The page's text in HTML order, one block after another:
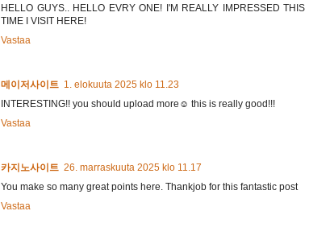
HELLO GUYS.. HELLO EVRY ONE! I'M REALLY IMPRESSED
TIME I VISIT HERE!
Vastaa
메이저사이트 1. elokuuta 2025 klo 11.23
INTERESTING!! you should upload more☺️ this is really good!!!
Vastaa
카지노사이트 26. marraskuuta 2025 klo 11.17
You make so many great points here. Thankjob for this fantastic post
Vastaa